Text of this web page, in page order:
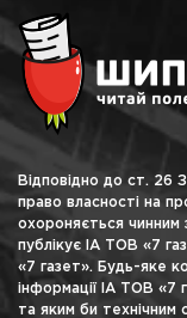
Відповідно до ст. 26
право власності на
охороняється чинним
публікує ІА ТОВ «7
«7 газет». Будь-яке
інформації ІА ТОВ «7
та яким би технічним